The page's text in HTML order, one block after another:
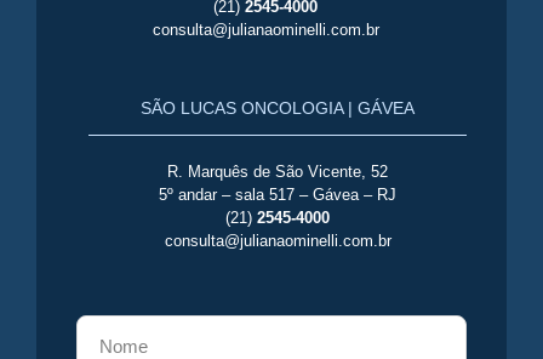
(21) 2545-4000
consulta@julianaominelli.com.br
SÃO LUCAS ONCOLOGIA | GÁVEA
R. Marquês de São Vicente, 52
5º andar – sala 517 – Gávea – RJ
(21) 2545-4000
consulta@julianaominelli.com.br